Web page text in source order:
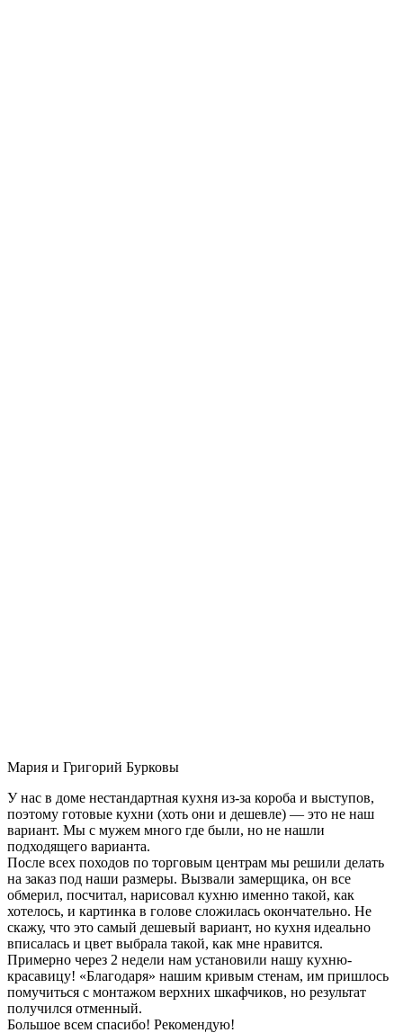
Мария и Григорий Бурковы
У нас в доме нестандартная кухня из-за короба и выступов,
поэтому готовые кухни (хоть они и дешевле) — это не наш
вариант. Мы с мужем много где были, но не нашли
подходящего варианта.
После всех походов по торговым центрам мы решили делать
на заказ под наши размеры. Вызвали замерщика, он все
обмерил, посчитал, нарисовал кухню именно такой, как
хотелось, и картинка в голове сложилась окончательно. Не
скажу, что это самый дешевый вариант, но кухня идеально
вписалась и цвет выбрала такой, как мне нравится.
Примерно через 2 недели нам установили нашу кухню-
красавицу! «Благодаря» нашим кривым стенам, им пришлось
помучиться с монтажом верхних шкафчиков, но результат
получился отменный.
Большое всем спасибо! Рекомендую!